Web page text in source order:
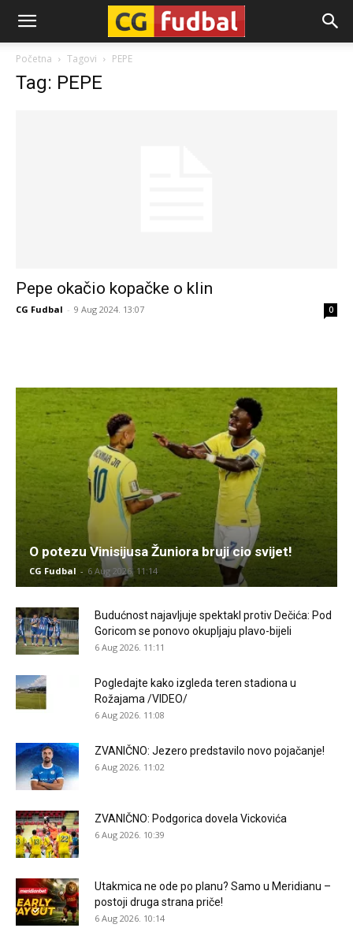
CG-
Fudbal
Početna Tagovi PEPE
Tag: PEPE
Pepe okačio kopačke o klin
CG Fudbal - 9 Aug 2024. 13:07 0
O potezu Vinisijusa Žuniora bruji cio svijet!
CG Fudbal - 6 Aug 2026. 11:14
Budućnost najavljuje spektakl protiv Dečića: Pod
Goricom se ponovo okupljaju plavo-bijeli
6 Aug 2026. 11:11
Pogledajte kako izgleda teren stadiona u
Rožajama /VIDEO/
6 Aug 2026. 11:08
ZVANIČNO: Jezero predstavilo novo pojačanje!
6 Aug 2026. 11:02
ZVANIČNO: Podgorica dovela Vickovića
6 Aug 2026. 10:39
Utakmica ne ode po planu? Samo u Meridianu –
postoji druga strana priče!
6 Aug 2026. 10:14